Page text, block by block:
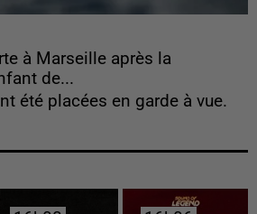
à Marseille après la
de...
été placées en garde à vue.